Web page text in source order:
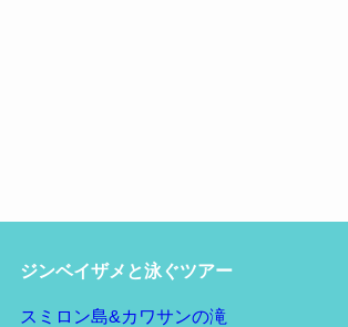
ジンベイザメと泳ぐツアー
スミロン島&カワサンの滝